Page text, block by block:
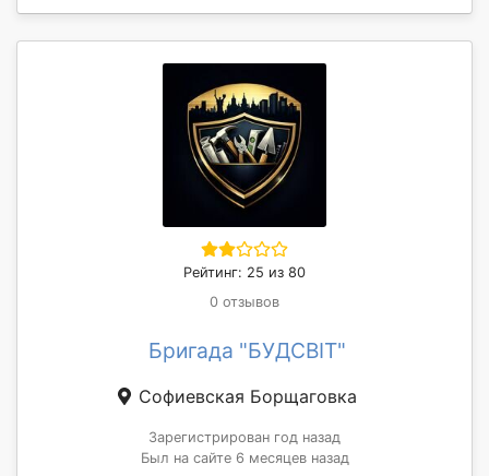
Рейтинг: 25 из 80
0 отзывов
Бригада "БУДСВІТ"
Софиевская Борщаговка
Зарегистрирован год назад
Был на сайте 6 месяцев назад